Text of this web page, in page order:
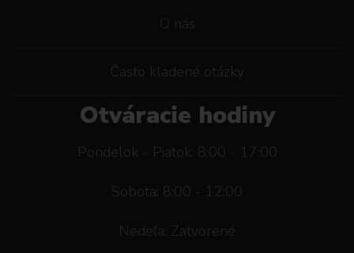
O nás
Často kladené otázky
Otváracie hodiny
Pondelok - Piatok: 8:00 - 17:00
Sobota: 8:00 - 12:00
Nedeľa: Zatvorené